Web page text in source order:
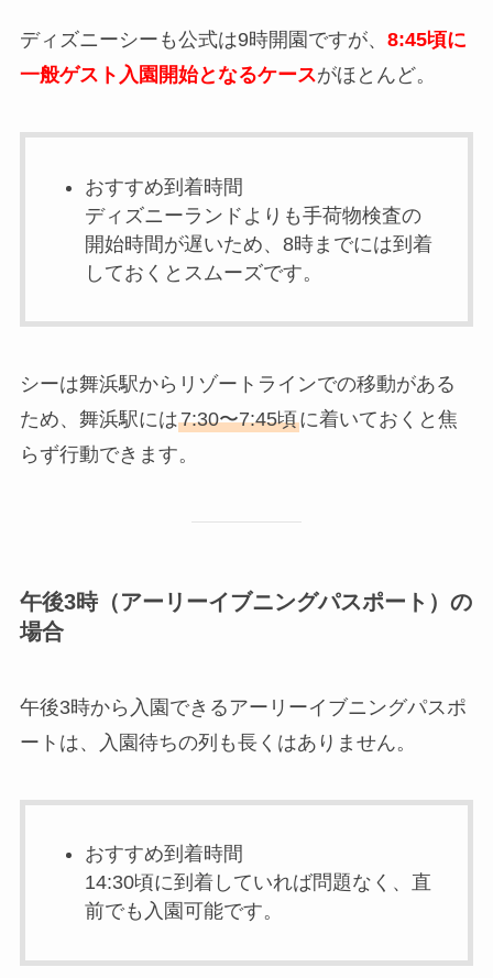
ディズニーシーも公式は9時開園ですが、 8:45頃に
一般ゲスト入園開始となるケースがほとんど。
おすすめ到着時間
ディズニーランドよりも手荷物検査の
開始時間が遅いため、8時までには到着
しておくとスムーズです。
シーは舞浜駅からリゾートラインでの移動がある
ため、舞浜駅には7:30〜7:45頃に着いておくと焦
らず行動できます。
午後3時（アーリーイブニングパスポート）の
場合
午後3時から入園できるアーリーイブニングパスポ
ートは、入園待ちの列も長くはありません。
おすすめ到着時間
14:30頃に到着していれば問題なく、直
前でも入園可能です。